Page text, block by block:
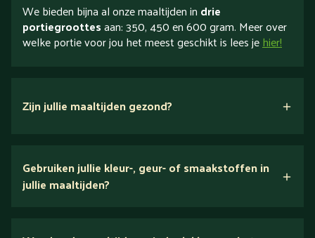
We bieden bijna al onze maaltijden in drie
portiegroottesaan: 350, 450 en 600 gram. Meer over
welke portie voor jou het meest geschikt is lees jehier!
Zijn jullie maaltijden gezond?
Gebruiken jullie kleur-, geur- of smaakstoffen in
jullie maaltijden?